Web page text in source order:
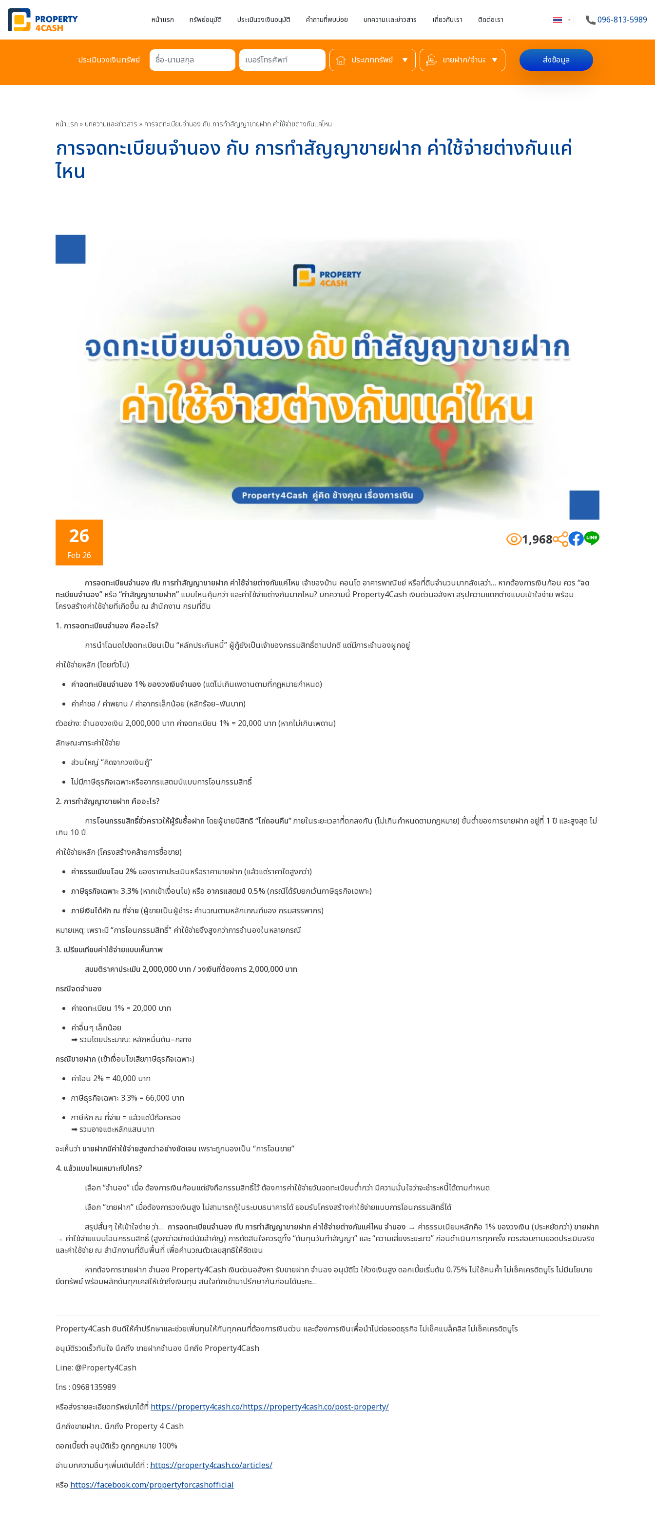
หน้าแรก ทรัพย์อนุมัติ ประเมินวงเงินอนุมัติ คำถามที่พบบ่อย บทความเเละข่าวสาร เกี่ยวกับเรา ติดต่อเรา 096-813-5989
ประเมินวงเงินทรัพย์ ชื่อ-นามสกุล เบอร์โทรศัพท์ ส่งข้อมูล
หน้าแรก » บทความเเละข่าวสาร » การจดทะเบียนจำนอง กับ การทำสัญญาขายฝาก ค่าใช้จ่ายต่างกันแค่ไหน
การจดทะเบียนจำนอง กับ การทำสัญญาขายฝาก ค่าใช้จ่ายต่างกันแค่
ไหน
26
Feb 26
1,968
การจดทะเบียนจำนอง กับ การทำสัญญาขายฝาก ค่าใช้จ่ายต่างกันแค่ไหน เจ้าของบ้าน คอนโด อาคารพาณิชย์ หรือที่ดินจำนวนมากลังเลว่า… หากต้องการเงินก้อน ควร “จด
ทะเบียนจำนอง” หรือ “ทำสัญญาขายฝาก” แบบไหนคุ้มกว่า และค่าใช้จ่ายต่างกันมากไหม? บทความนี้ Property4Cash เงินด่วนอสังหา สรุปความแตกต่างแบบเข้าใจง่าย พร้อม
โครงสร้างค่าใช้จ่ายที่เกิดขึ้น ณ สำนักงาน กรมที่ดิน
1. การจดทะเบียนจำนอง คืออะไร?
การนำโฉนดไปจดทะเบียนเป็น “หลักประกันหนี้” ผู้กู้ยังเป็นเจ้าของกรรมสิทธิ์ตามปกติ แต่มีภาระจำนองผูกอยู่
ค่าใช้จ่ายหลัก (โดยทั่วไป)
ค่าจดทะเบียนจำนอง 1% ของวงเงินจำนอง (แต่ไม่เกินเพดานตามที่กฎหมายกำหนด)
ค่าคำขอ / ค่าพยาน / ค่าอากรเล็กน้อย (หลักร้อย–พันบาท)
ตัวอย่าง: จำนองวงเงิน 2,000,000 บาท ค่าจดทะเบียน 1% = 20,000 บาท (หากไม่เกินเพดาน)
ลักษณะภาระค่าใช้จ่าย
ส่วนใหญ่ “คิดจากวงเงินกู้”
ไม่มีภาษีธุรกิจเฉพาะหรืออากรแสตมป์แบบการโอนกรรมสิทธิ์
2. การทำสัญญาขายฝาก คืออะไร?
การโอนกรรมสิทธิ์ชั่วคราวให้ผู้รับซื้อฝาก โดยผู้ขายมีสิทธิ “ไถ่ถอนคืน”ภายในระยะเวลาที่ตกลงกัน (ไม่เกินกำหนดตามกฎหมาย) ขั้นต่ำของการขายฝาก อยู่ที่ 1 ปี และสูงสุด ไม่
เกิน 10 ปี
ค่าใช้จ่ายหลัก (โครงสร้างคล้ายการซื้อขาย)
ค่าธรรมเนียมโอน 2% ของราคาประเมินหรือราคาขายฝาก (แล้วแต่ราคาใดสูงกว่า)
ภาษีธุรกิจเฉพาะ 3.3%(หากเข้าเงื่อนไข) หรือ อากรแสตมป์ 0.5%(กรณีได้รับยกเว้นภาษีธุรกิจเฉพาะ)
ภาษีเงินได้หัก ณ ที่จ่าย (ผู้ขายเป็นผู้ชำระ คำนวณตามหลักเกณฑ์ของ กรมสรรพากร)
หมายเหตุ: เพราะมี “การโอนกรรมสิทธิ์” ค่าใช้จ่ายจึงสูงกว่าการจำนองในหลายกรณี
3. เปรียบเทียบค่าใช้จ่ายแบบเห็นภาพ
สมมติราคาประเมิน 2,000,000 บาท / วงเงินที่ต้องการ 2,000,000 บาท
กรณีจดจำนอง
ค่าจดทะเบียน 1% = 20,000 บาท
ค่าอื่นๆ เล็กน้อย
➡ รวมโดยประมาณ: หลักหมื่นต้น–กลาง
กรณีขายฝาก (เข้าเงื่อนไขเสียภาษีธุรกิจเฉพาะ)
ค่าโอน 2% = 40,000 บาท
ภาษีธุรกิจเฉพาะ 3.3% = 66,000 บาท
ภาษีหัก ณ ที่จ่าย = แล้วแต่ปีถือครอง
➡ รวมอาจแตะหลักแสนบาท
จะเห็นว่าขายฝากมีค่าใช้จ่ายสูงกว่าอย่างชัดเจน เพราะถูกมองเป็น “การโอนขาย”
4. แล้วแบบไหนเหมาะกับใคร?
เลือก “จำนอง” เมื่อ ต้องการเงินก้อนแต่ยังถือกรรมสิทธิ์ไว้ต้องการค่าใช้จ่ายวันจดทะเบียนต่ำกว่า มีความมั่นใจว่าจะชำระหนี้ได้ตามกำหนด
เลือก “ขายฝาก” เมื่อต้องการวงเงินสูง ไม่สามารถกู้ในระบบธนาคารได้ยอมรับโครงสร้างค่าใช้จ่ายแบบการโอนกรรมสิทธิ์ได้
สรุปสั้นๆ ให้เข้าใจง่าย ว่า… การจดทะเบียนจำนอง กับ การทำสัญญาขายฝาก ค่าใช้จ่ายต่างกันแค่ไหน จำนอง → ค่าธรรมเนียมหลักคือ 1% ของวงเงิน (ประหยัดกว่า) ขายฝาก
→ ค่าใช้จ่ายแบบโอนกรรมสิทธิ์ (สูงกว่าอย่างมีนัยสำคัญ) การตัดสินใจควรดูทั้ง “ต้นทุนวันทำสัญญา” และ “ความเสี่ยงระยะยาว” ก่อนดำเนินการทุกครั้ง ควรสอบถามยอดประเมินจริง
และค่าใช้จ่าย ณ สำนักงานที่ดินพื้นที่ เพื่อคำนวณตัวเลขสุทธิให้ชัดเจน
หากต้องการขายฝาก จำนอง Property4Cash เงินด่วนอสังหา รับขายฝาก จำนอง อนุมัติไว ให้วงเงินสูง ดอกเบี้ยเริ่มต้น 0.75% ไม่ใช้คนค้ำ ไม่เช็คเครดิตบูโร ไม่มีนโยบาย
ยึดทรัพย์ พร้อมผลักดันทุกเคสให้เข้าถึงเงินทุน สนใจทักเข้ามาปรึกษากันก่อนได้นะคะ…
Property4Cash ยินดีให้คำปรึกษาและช่วยเพิ่มทุนให้กับทุกคนที่ต้องการเงินด่วน และต้องการเงินเพื่อนำไปต่อยอดธุรกิจ ไม่เช็คแบล็คลิส ไม่เช็คเครดิตบูโร
อนุมัติรวดเร็วทันใจ นึกถึง ขายฝากจำนอง นึกถึง Property4Cash
Line: @Property4Cash
โทร : 0968135989
หรือส่งรายละเอียดทรัพย์มาได้ที่https://property4cash.co/https://property4cash.co/post-property/
นึกถึงขายฝาก.. นึกถึง Property 4 Cash
ดอกเบี้ยต่ำ อนุมัติเร็ว ถูกกฎหมาย 100%
อ่านบทความอื่นๆเพิ่มเติมได้ที่ : https://property4cash.co/articles/
หรือ https://facebook.com/propertyforcashofficial